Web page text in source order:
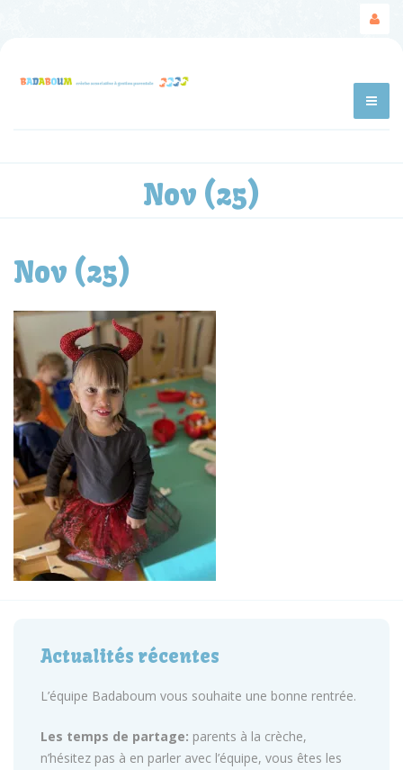
Nov (25)
Nov (25)
Actualités récentes
L’équipe Badaboum vous souhaite une bonne rentrée.
Les temps de partage: parents à la crèche,
n’hésitez pas à en parler avec l’équipe, vous êtes les